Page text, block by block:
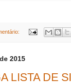
2015
LISTA DE